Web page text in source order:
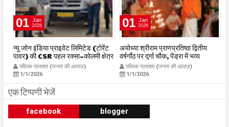
01 Jan
2026
न्यू जोन इंडिया प्राइवेट लिमिटेड (टोरेंट
पावर) की CSR पहल रक्सा–कोलमी क्षेत्र
में चलित अस्पताल एम्बुलेंस सेवा का
शुभारंभ publicpravakta.com
पब्लिक प्रवक्ता (जनता की आवाज़)
1/1/2026
01 Jan
2026
अयोध्या श्रीराम प्राणप्रतिष्ठा द्वितीय
वर्षगाँठ पर दुर्गा चौक, पेंड्रा में भव्य
महाआरती सम्पन्न
publicpravakta.com
पब्लिक प्रवक्ता (जनता की आवाज़)
1/1/2026
एक टिप्पणी भेजें
facebook blogger